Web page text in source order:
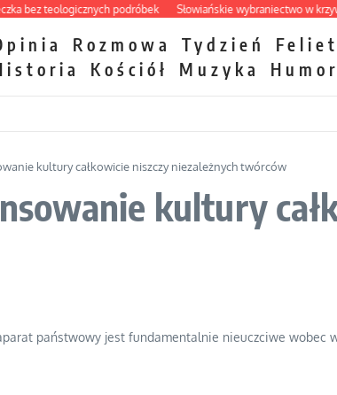
teologicznych podróbek Słowiańskie wybraniectwo w krzywym
Rozmowa Tydzień
Kościół Muzyka Humor
kultury całkowicie niszczy niezależnych twórców
kultury
państwowy jest fundamentalnie nieuczciwe wobec